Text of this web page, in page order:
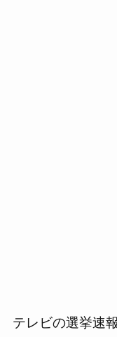
テレビの選挙速